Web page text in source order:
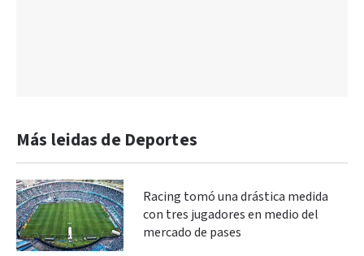
Más leidas de Deportes
Racing tomó una drástica medida
con tres jugadores en medio del
mercado de pases